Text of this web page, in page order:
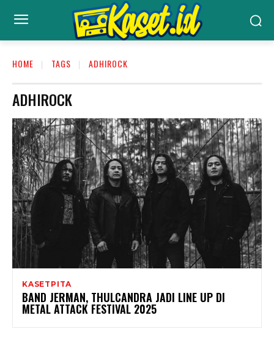
HOME TAGS ADHIROCK
ADHIROCK
KASETPITA
BAND JERMAN, THULCANDRA JADI LINE UP DI
METAL ATTACK FESTIVAL 2025